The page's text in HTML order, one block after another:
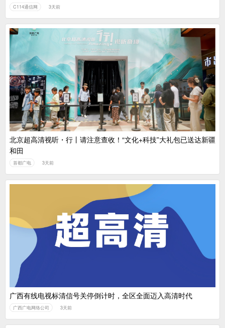
C114通信网 3天前
北京超高清视听・行丨请注意查收！“文化+科技”大礼包已送达新疆
和田
首都广电 3天前
广西有线电视标清信号关停倒计时，全区全面迈入高清时代
广西广电网络公司 3天前